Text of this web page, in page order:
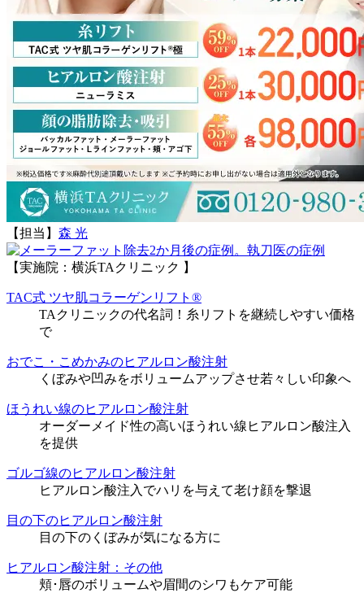
【担当】 森 光
執刀医の症例
【実施院：横浜TAクリニック 】
TAC式 ツヤ肌コラーゲンリフト®
TAクリニックの代名詞！糸リフトを継続しやすい価格
で
おでこ・こめかみのヒアルロン酸注射
くぼみや凹みをボリュームアップさせ若々しい印象へ
ほうれい線のヒアルロン酸注射
オーダーメイド性の高いほうれい線ヒアルロン酸注入
を提供
ゴルゴ線のヒアルロン酸注射
ヒアルロン酸注入でハリを与えて老け顔を撃退
目の下のヒアルロン酸注射
目の下のくぼみが気になる方に
ヒアルロン酸注射：その他
頬･唇のボリュームや眉間のシワもケア可能